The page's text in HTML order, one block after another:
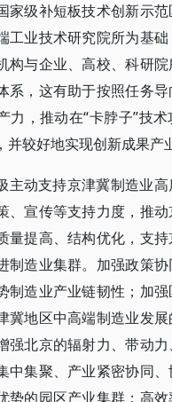
家级补短板技术创新示
工业技术研究院所为基
构与企业、高校、科研
系，这有助于按照任务
力，推动在“卡脖子”技
较好地实现创新成果产
主动支持京津冀制造业高
、宣传等支持力度，推
量提高、结构优化，支
制造业集群。加强政策
制造业产业链韧性；加强
冀地区中高端制造业发
强北京的辐射力、带动力
中集聚、产业紧密协同
势的园区产业集群；高